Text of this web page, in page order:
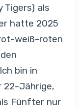
Tigers) als
hatte 2025
weiß-roten
bin in
22-Jährige,
Fünfter nur